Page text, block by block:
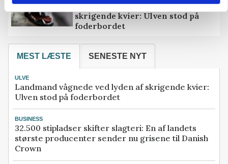
Landmand vågnede ved lyden af
skrigende kvier: Ulven stod på
foderbordet
MEST LÆSTE SENESTE NYT
ULVE
Landmand vågnede ved lyden af skrigende kvier:
Ulven stod på foderbordet
BUSINESS
32.500 stipladser skifter slagteri: En af landets
største producenter sender nu grisene til Danish
Crown